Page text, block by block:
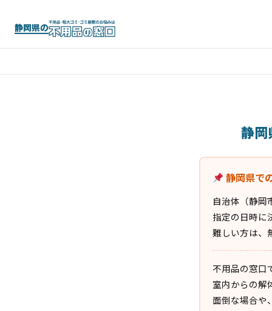
静岡県の
静岡
静岡県で
自治体（静岡
指定の日時に
難しい方は、
不用品の窓口
室内からの解
面倒な場合や